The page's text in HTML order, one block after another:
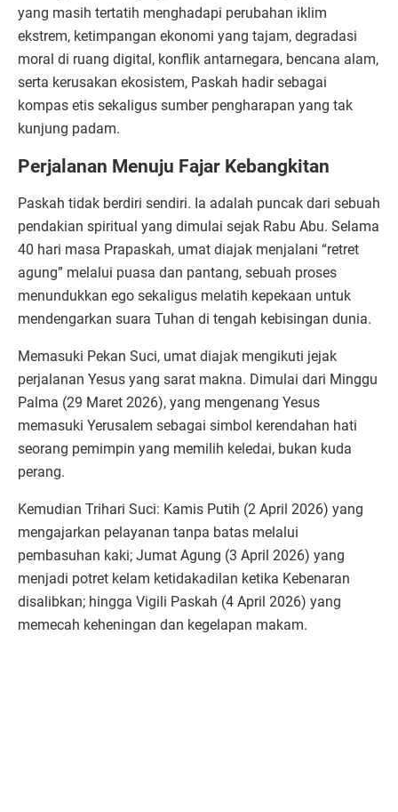
yang masih tertatih menghadapi perubahan iklim
ekstrem, ketimpangan ekonomi yang tajam, degradasi
moral di ruang digital, konflik antarnegara, bencana alam,
serta kerusakan ekosistem, Paskah hadir sebagai
kompas etis sekaligus sumber pengharapan yang tak
kunjung padam.
Perjalanan Menuju Fajar Kebangkitan
Paskah tidak berdiri sendiri. Ia adalah puncak dari sebuah
pendakian spiritual yang dimulai sejak Rabu Abu. Selama
40 hari masa Prapaskah, umat diajak menjalani “retret
agung” melalui puasa dan pantang, sebuah proses
menundukkan ego sekaligus melatih kepekaan untuk
mendengarkan suara Tuhan di tengah kebisingan dunia.
Memasuki Pekan Suci, umat diajak mengikuti jejak
perjalanan Yesus yang sarat makna. Dimulai dari Minggu
Palma (29 Maret 2026), yang mengenang Yesus
memasuki Yerusalem sebagai simbol kerendahan hati
seorang pemimpin yang memilih keledai, bukan kuda
perang.
Kemudian Trihari Suci: Kamis Putih (2 April 2026) yang
mengajarkan pelayanan tanpa batas melalui
pembasuhan kaki; Jumat Agung (3 April 2026) yang
menjadi potret kelam ketidakadilan ketika Kebenaran
disalibkan; hingga Vigili Paskah (4 April 2026) yang
memecah keheningan dan kegelapan makam.